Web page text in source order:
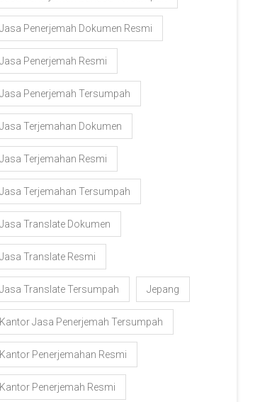
Jasa Penerjemah Dokumen Resmi
Jasa Penerjemah Resmi
Jasa Penerjemah Tersumpah
Jasa Terjemahan Dokumen
Jasa Terjemahan Resmi
Jasa Terjemahan Tersumpah
Jasa Translate Dokumen
Jasa Translate Resmi
Jasa Translate Tersumpah Jepang
Kantor Jasa Penerjemah Tersumpah
Kantor Penerjemahan Resmi
Kantor Penerjemah Resmi